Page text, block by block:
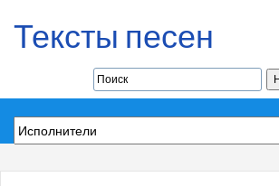
Тексты песен